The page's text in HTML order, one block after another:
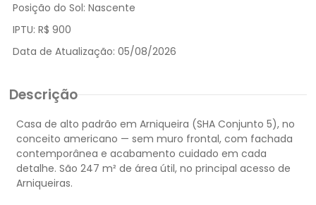
Posição do Sol: Nascente
IPTU: R$ 900
Data de Atualização: 05/08/2026
Descrição
Casa de alto padrão em Arniqueira (SHA Conjunto 5), no
conceito americano — sem muro frontal, com fachada
contemporânea e acabamento cuidado em cada
detalhe. São 247 m² de área útil, no principal acesso de
Arniqueiras.